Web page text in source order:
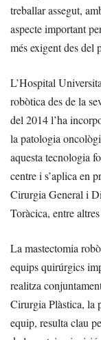
treballar assegut,
aspecte important
més exigent des del
L’Hospital
robòtica des de la
del 2014 l’ha
la patologia
aquesta tecnologia
centre i s’aplica en
Cirurgia General i
Toràcica, entre altres
La mastectomia
equips quirúrgics
realitza
Cirurgia Plàstica, la
equip, resulta clau